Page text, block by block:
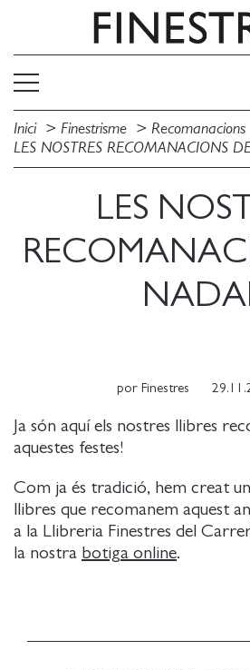
Inici Finestrisme
Recomanacions
LES NOSTRES RECOMANACIONS
LES
por Finestres
Ja són aquí els nostres llibres
aquestes festes!
Com ja és tradició, hem creat
llibres que recomanem aquest
a la Llibreria Finestres del
la nostra botiga online.